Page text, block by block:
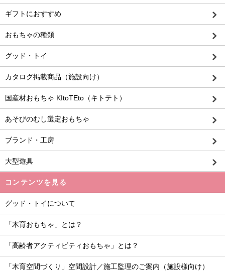
ギフトにおすすめ
おもちゃの種類
グッド・トイ
カタログ掲載商品（施設向け）
国産材おもちゃ KItoTEto（キトテト）
あそびのむし選定おもちゃ
ブランド・工房
大型遊具
コンテンツを見る
グッド・トイについて
「木育おもちゃ」とは？
「高齢者アクティビティおもちゃ」とは？
「木育空間づくり」空間設計／施工監理のご案内（施設様向け）